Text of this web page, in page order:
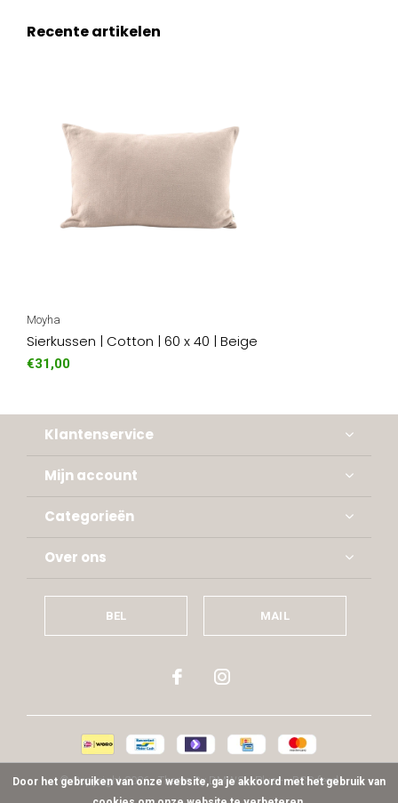
Recente artikelen
Moyha
Sierkussen | Cotton | 60 x 40 | Beige
€31,00
Klantenservice
Mijn account
Categorieën
Over ons
BEL MAIL
© Copyright2026- Theme ByDMWSxPlus+ -RSS-feed
Door het gebruiken van onze website, ga je akkoord met het gebruik van